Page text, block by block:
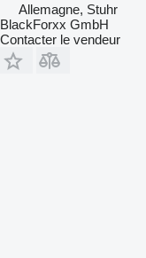
Allemagne, Stuhr
BlackForxx GmbH
Contacter le vendeur